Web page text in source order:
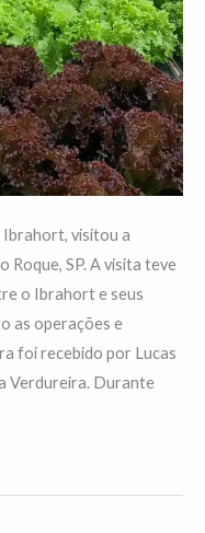
visitou a
Roque, SP. A visita teve
o Ibrahort e seus
as operações e
foi recebido por Lucas
Verdureira. Durante